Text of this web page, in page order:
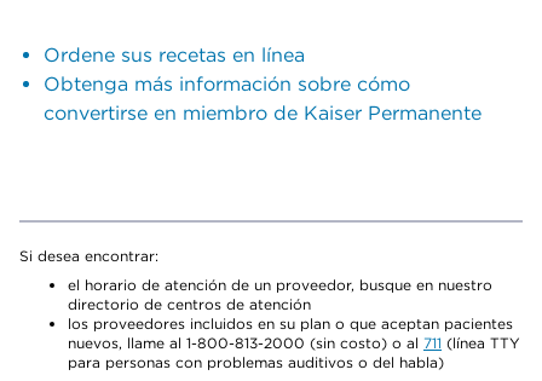
Ordene sus recetas en línea
Obtenga más información sobre cómo
convertirse en miembro de Kaiser Permanente
Si desea encontrar:
el horario de atención de un proveedor, busque en nuestro
directorio de centros de atención
los proveedores incluidos en su plan o que aceptan pacientes
nuevos, llame al 1-800-813-2000 (sin costo) o al 711 (línea TTY
para personas con problemas auditivos o del habla)